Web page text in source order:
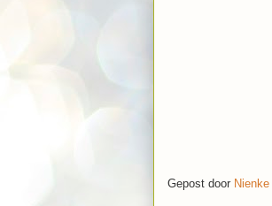
Gepost door Nienke